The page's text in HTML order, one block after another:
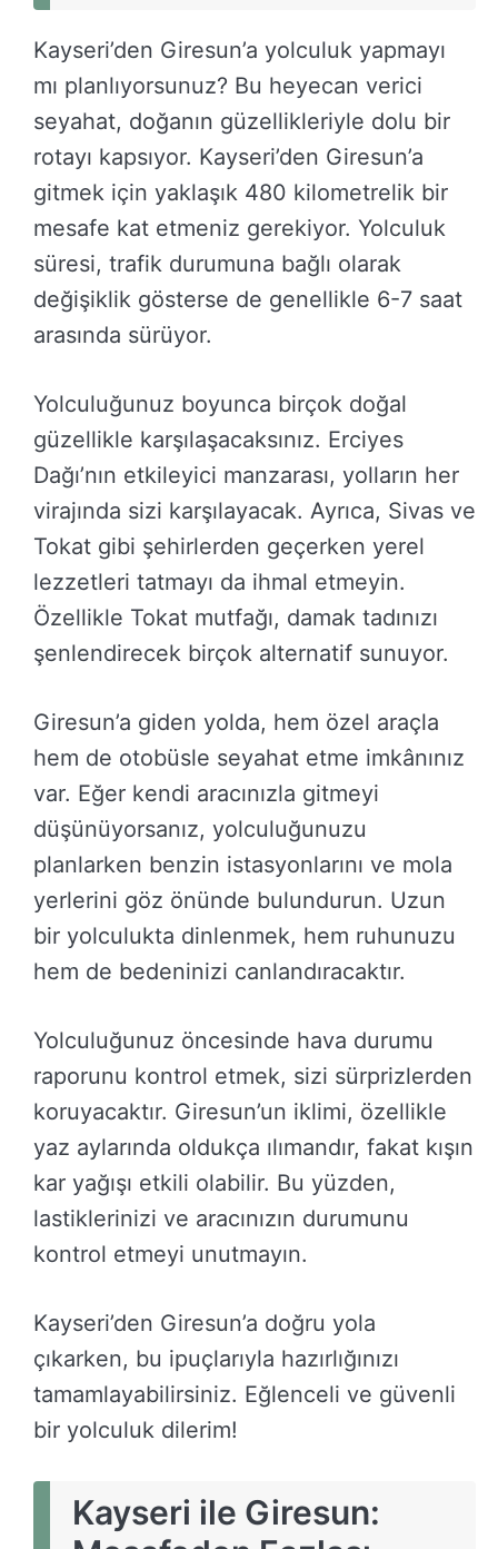
Kayseri’den Giresun’a yolculuk yapmayı
mı planlıyorsunuz? Bu heyecan verici
seyahat, doğanın güzellikleriyle dolu bir
rotayı kapsıyor. Kayseri’den Giresun’a
gitmek için yaklaşık 480 kilometrelik bir
mesafe kat etmeniz gerekiyor. Yolculuk
süresi, trafik durumuna bağlı olarak
değişiklik gösterse de genellikle 6-7 saat
arasında sürüyor.
Yolculuğunuz boyunca birçok doğal
güzellikle karşılaşacaksınız. Erciyes
Dağı’nın etkileyici manzarası, yolların her
virajında sizi karşılayacak. Ayrıca, Sivas ve
Tokat gibi şehirlerden geçerken yerel
lezzetleri tatmayı da ihmal etmeyin.
Özellikle Tokat mutfağı, damak tadınızı
şenlendirecek birçok alternatif sunuyor.
Giresun’a giden yolda, hem özel araçla
hem de otobüsle seyahat etme imkânınız
var. Eğer kendi aracınızla gitmeyi
düşünüyorsanız, yolculuğunuzu
planlarken benzin istasyonlarını ve mola
yerlerini göz önünde bulundurun. Uzun
bir yolculukta dinlenmek, hem ruhunuzu
hem de bedeninizi canlandıracaktır.
Yolculuğunuz öncesinde hava durumu
raporunu kontrol etmek, sizi sürprizlerden
koruyacaktır. Giresun’un iklimi, özellikle
yaz aylarında oldukça ılımandır, fakat kışın
kar yağışı etkili olabilir. Bu yüzden,
lastiklerinizi ve aracınızın durumunu
kontrol etmeyi unutmayın.
Kayseri’den Giresun’a doğru yola
çıkarken, bu ipuçlarıyla hazırlığınızı
tamamlayabilirsiniz. Eğlenceli ve güvenli
bir yolculuk dilerim!
Kayseri ile Giresun: